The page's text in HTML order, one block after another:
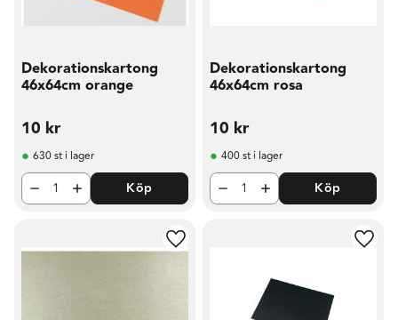
Dekorationskartong
46x64cm orange
10 kr
630 st i lager
Köp
Dekorationskartong
46x64cm rosa
10 kr
400 st i lager
Köp
Lägg till i favoriter